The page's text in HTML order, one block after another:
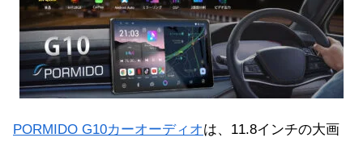
PORMIDO G10カーオーディオは、11.8インチの大画